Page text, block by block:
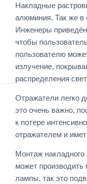
Накладные
алюминия. Так же в
Инженеры
чтобы
пользователю
излучение,
распределения
Отражатели легко
это очень важно,
к потере
отражателем и
Монтаж накладного
может производить
лампы, так это